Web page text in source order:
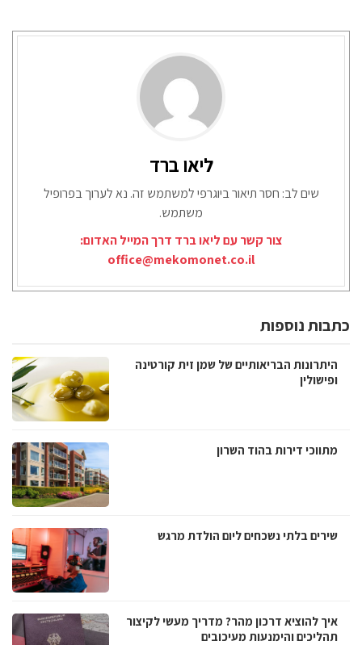
ליאו ברד
שים לב: חסר תיאור ביוגרפי למשתמש זה. נא לערוך בפרופיל
משתמש.
צור קשר עם ליאו ברד דרך המייל האדום:
office@mekomonet.co.il
כתבות נוספות
היתרונות הבריאותיים של שמן זית קורטינה
ופישולין
מתווכי דירות בהוד השרון
שירים בלתי נשכחים ליום הולדת מרגש
איך להוציא דרכון מהר? מדריך מעשי לקיצור
תהליכים והימנעות מעיכובים